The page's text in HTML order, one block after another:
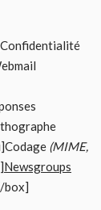
(MIME,
Newsgroups
box]